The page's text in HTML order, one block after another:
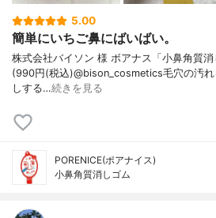
5.00
簡単にいちご鼻にばいばい。
株式会社バイソン 様 ボアナス「小鼻角質消
(990円(税込)@bison_cosmetics毛穴の汚
しする…続きを見る
PORENICE(ポアナイス)
小鼻角質消しゴム